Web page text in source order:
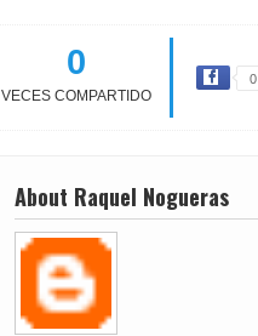
0
VECES COMPARTIDO
0
About Raquel Nogueras